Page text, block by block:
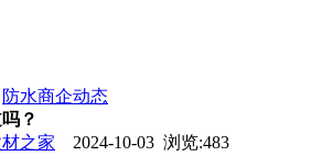
防水商企动态
？
之家 2024-10-03 浏览:483